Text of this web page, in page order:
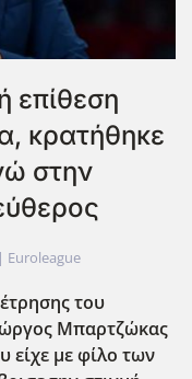
επίθεση
κρατήθηκε
στην
Euroleague
του
Μπαρτζώκας
είχε με φίλο των